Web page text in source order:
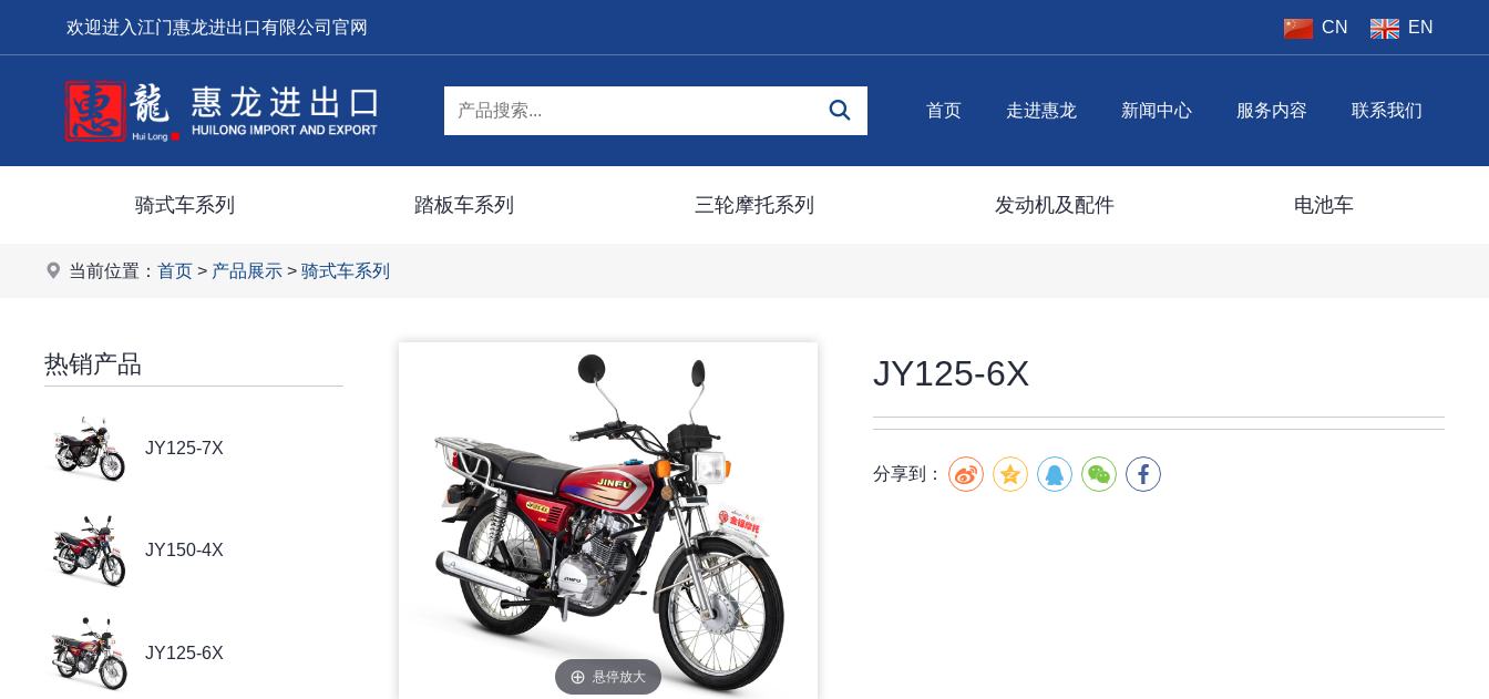
欢迎进入江门惠龙进出口有限公司官网 CN EN
首页 走进惠龙 新闻中心 服务内容 联系我们
骑式车系列 踏板车系列 三轮摩托系列 发动机及配件 电池车
当前位置：首页 > 产品展示 >骑式车系列
热销产品
JY125-7X
JY150-4X
JY125-6X
悬停放大
JY125-6X
分享到：